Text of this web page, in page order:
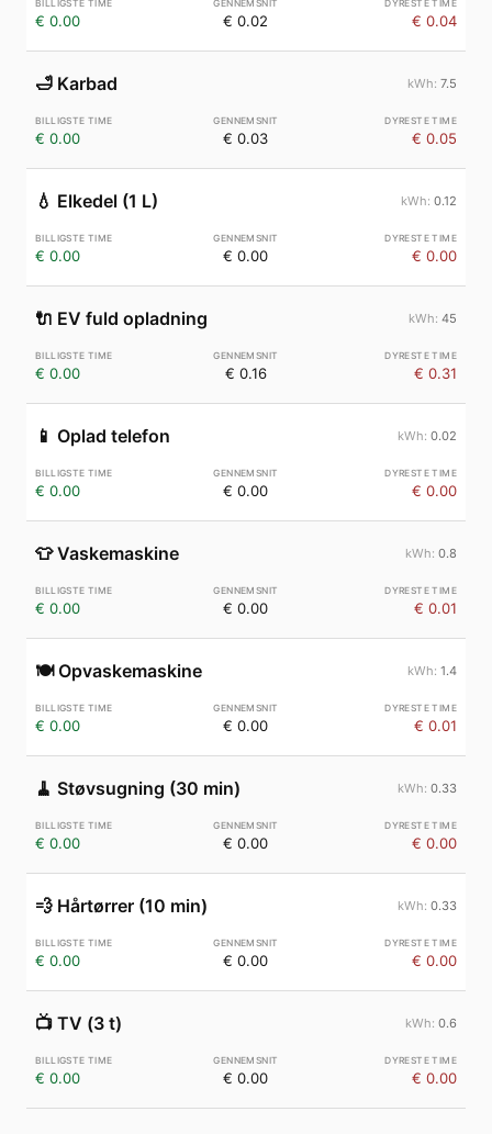
€ 0.00 € 0.02 € 0.04
🛁 Karbad 7.5
€ 0.00 € 0.03 € 0.05
💧 Elkedel (1 L) 0.12
€ 0.00 € 0.00 € 0.00
🔌 EV fuld opladning 45
€ 0.00 € 0.16 € 0.31
📱 Oplad telefon 0.02
€ 0.00 € 0.00 € 0.00
👕 Vaskemaskine 0.8
€ 0.00 € 0.00 € 0.01
🍽️ Opvaskemaskine 1.4
€ 0.00 € 0.00 € 0.01
🧹 Støvsugning (30 min) 0.33
€ 0.00 € 0.00 € 0.00
💨 Hårtørrer (10 min) 0.33
€ 0.00 € 0.00 € 0.00
📺 TV (3 t) 0.6
€ 0.00 € 0.00 € 0.00